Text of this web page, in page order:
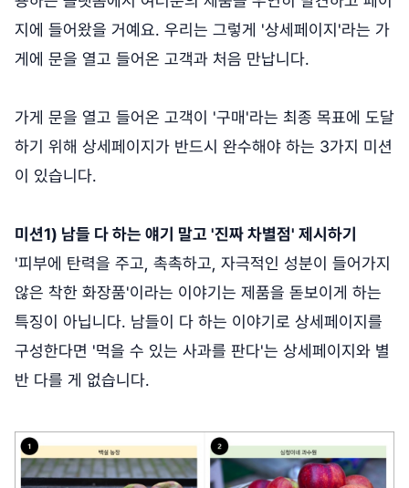
지에 들어왔을 거예요. 우리는 그렇게 '상세페이지'라는 가
게에 문을 열고 들어온 고객과 처음 만납니다.
가게 문을 열고 들어온 고객이 '구매'라는 최종 목표에 도달
하기 위해 상세페이지가 반드시 완수해야 하는 3가지 미션
이 있습니다.
미션1) 남들 다 하는 얘기 말고 '진짜 차별점' 제시하기
'피부에 탄력을 주고, 촉촉하고, 자극적인 성분이 들어가지
않은 착한 화장품'이라는 이야기는 제품을 돋보이게 하는
특징이 아닙니다. 남들이 다 하는 이야기로 상세페이지를
구성한다면 '먹을 수 있는 사과를 판다'는 상세페이지와 별
반 다를 게 없습니다.